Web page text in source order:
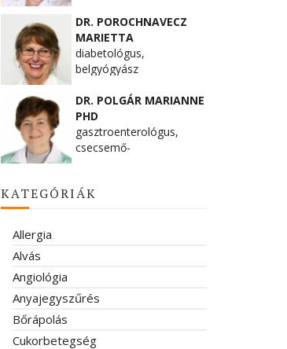
DR. POROCHNAVECZ
MARIETTA
diabetológus,
belgyógyász
DR. POLGÁR MARIANNE
PHD
gasztroenterológus,
csecsemő-
KATEGÓRIÁK
Allergia
Alvás
Angiológia
Anyajegyszűrés
Bőrápolás
Cukorbetegség